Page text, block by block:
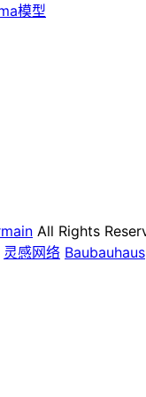
模型
All Rights
灵感网络 Baubauhaus